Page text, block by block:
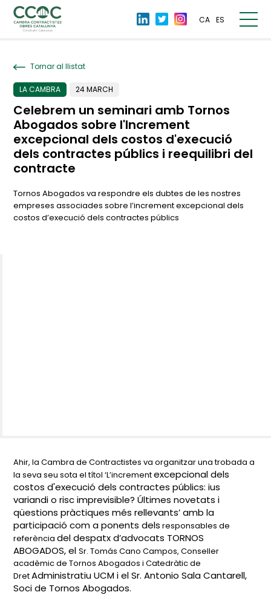
CA ES
Tornar al llistat
LA CAMBRA 24 MARCH
Celebrem un seminari amb Tornos
Abogados sobre l'Increment
excepcional dels costos d'execució
dels contractes públics i reequilibri del
contracte
Tornos Abogados va respondre els dubtes de les nostres
empreses associades sobre l’increment excepcional dels
costos d’execució dels contractes públics
Ahir, la Cambra de Contractistes va organitzar una trobada a
la seva seu sota el títol ‘L’incrementexcepcional dels
costos d'execució dels contractes públics: ius
variandi o risc imprevisible?Últimes novetats i
qüestions pràctiques més rellevants’ amb la
participació com a ponents dels responsables de
referènciadel despatx d’advocats TORNOS
ABOGADOS, elSr. Tomás Cano Campos, Conseller
acadèmic de Tornos Abogados i Catedràtic de
DretAdministratiu UCM i el Sr. Antonio Sala Cantarell,
Soci de Tornos Abogados.